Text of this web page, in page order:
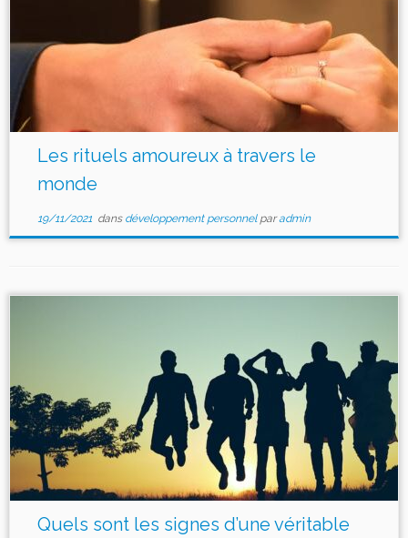
Les rituels amoureux à travers le
monde
19/11/2021dans développement personnel paradmin
Quels sont les signes d’une véritable